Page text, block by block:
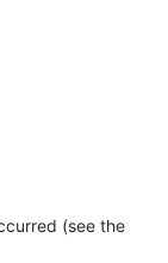
(see the